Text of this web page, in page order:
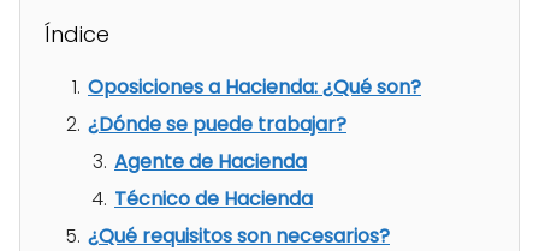
Índice
Oposiciones a Hacienda: ¿Qué son?
¿Dónde se puede trabajar?
Agente de Hacienda
Técnico de Hacienda
¿Qué requisitos son necesarios?